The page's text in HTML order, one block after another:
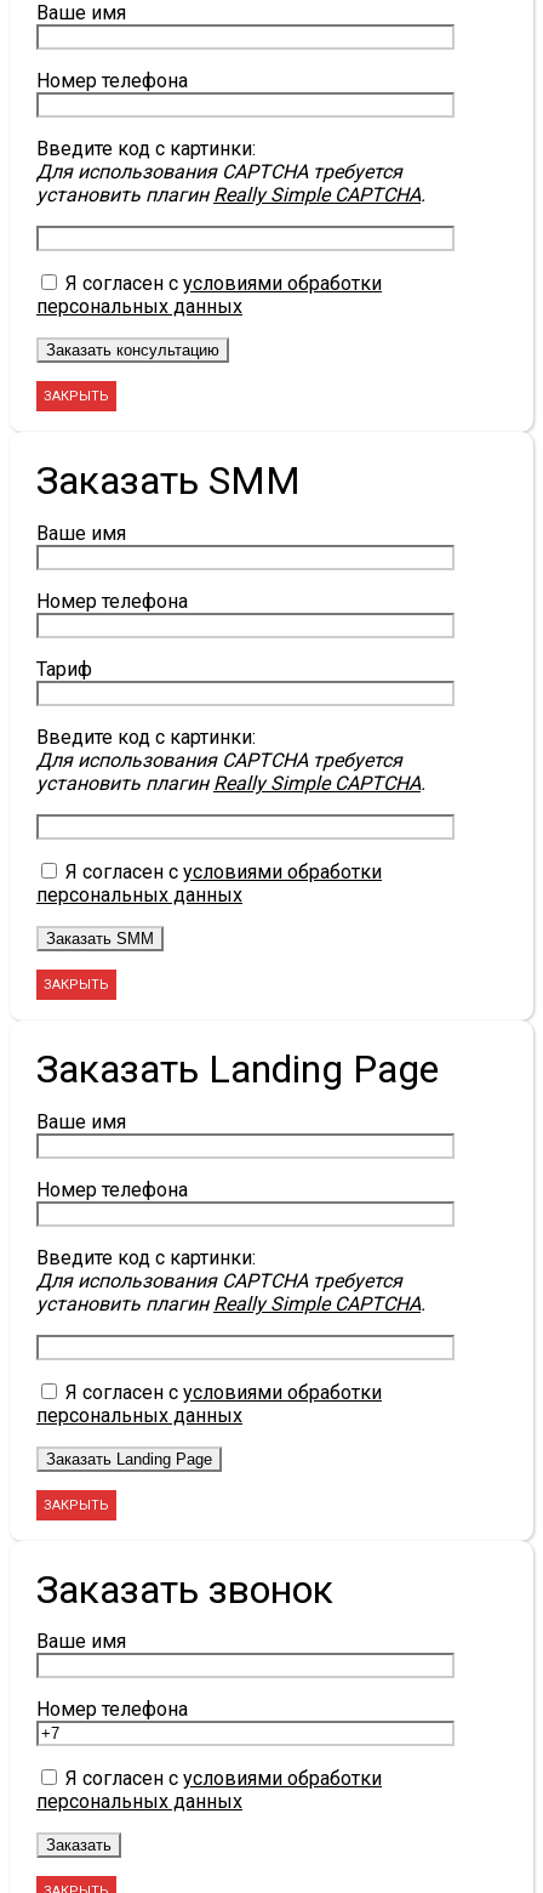
Ваше имя
Номер телефона
Введите код с картинки:
Для использования CAPTCHA требуется
установить плагин Really Simple CAPTCHA.
Я согласен с условиями обработки
персональных данных
ЗАКРЫТЬ
Заказать SMM
Ваше имя
Номер телефона
Тариф
Введите код с картинки:
Для использования CAPTCHA требуется
установить плагин Really Simple CAPTCHA.
Я согласен с условиями обработки
персональных данных
ЗАКРЫТЬ
Заказать Landing Page
Ваше имя
Номер телефона
Введите код с картинки:
Для использования CAPTCHA требуется
установить плагин Really Simple CAPTCHA.
Я согласен с условиями обработки
персональных данных
ЗАКРЫТЬ
Заказать звонок
Ваше имя
Номер телефона
Я согласен с условиями обработки
персональных данных